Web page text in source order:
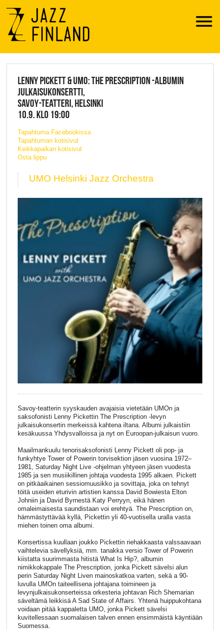
Menu
JAZZ FINLAND LIVE
LENNY PICKETT & UMO: THE PRESCRIPTION -ALBUMIN
JULKAISUKONSERTTI,
SAVOY-TEATTERI, HELSINKI
10.9. KLO 19:00
Tapahtuma Facebookissa
Tapahtuman kotisivut
Keikkapaikan kotisivut
Osta lippu
UMO Helsinki Jazz Orchestra
Savoy-teatterin syyskauden avajaisia vietetään UMOn ja
saksofonisti Lenny Pickettin The Prescription -levyn
julkaisukonsertin merkeissä kahtena iltana. Albumi julkaistiin
kesäkuussa Yhdysvalloissa ja nyt on Euroopan-julkaisun vuoro.
Maailmankuulu tenorisaksofonisti Lenny Pickett oli pop- ja
funkyhtye Tower of Powerin torvisektion jäsen vuosina 1972–
1981, Saturday Night Live -ohjelman yhtyeen jäsen vuodesta
1985 ja sen musiikillinen johtaja vuodesta 1995 alkaen. Pickett
on pitkäaikainen sessiomuusikko ja sovittaja, joka on tehnyt
töitä useiden eturivin artistien kanssa David Bowiesta Elton
Johniin ja David Byrnestä Katy Perryyn, eikä hänen
omaleimaisesta saundistaan voi erehtyä. The Prescription on,
hämmästyttävää kyllä, Pickettin yli 40-vuotisella uralla vasta
miehen toinen oma albumi.
Konsertissa kuullaan joukko Pickettin riehakkaasta valssaavaan
vaihtelevia sävellyksiä, mm. tanakka versio Tower of Powerin
kiistatta suurimmasta hitistä What Is Hip?, albumin
nimikkokappale The Prescription, jonka Pickett sävelsi alun
perin Saturday Night Liven mainoskatkoa varten, sekä a 90-
luvulla UMOn taiteellisena johtajana toimineen ja
levynjulkaisukonserteissa orkesteria johtavan Rich Shemarian
säveltämä leikkisä A Sad State of Affairs. Yhtenä huippukohtana
voidaan pitää kappaletta UMO, jonka Pickett sävelsi
kuvitellessaan suomalaisen talven ennen ensimmäistä käyntiään
Suomessa.